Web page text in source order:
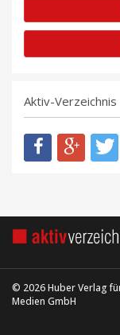
Aktiv-
© 2026 Huber Verlag
Medien GmbH